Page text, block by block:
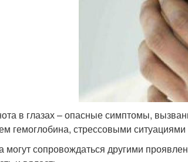
в глазах – опасные симптомы,
гемоглобина, стрессовыми
могут сопровождаться другими